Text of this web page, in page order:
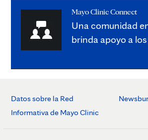
Mayo Clinic Connect
Una comunidad
brinda apoyo a
Datos sobre la Red
Informativa de Mayo Clinic